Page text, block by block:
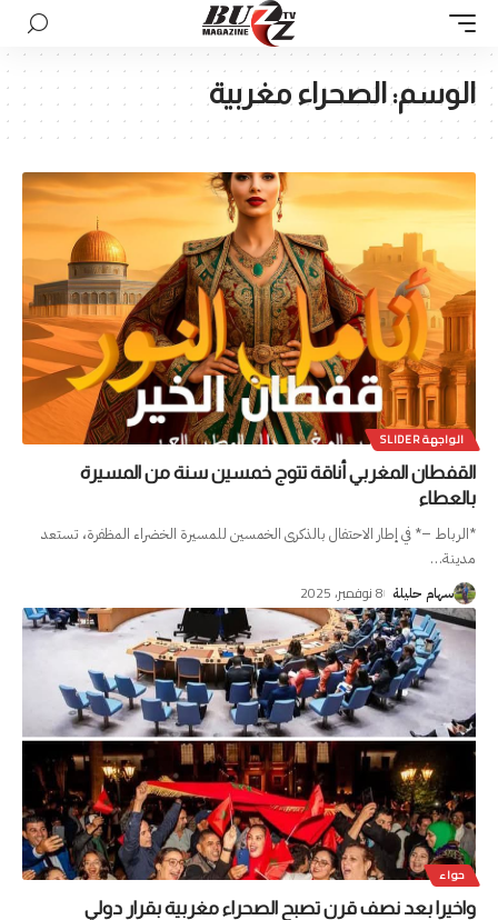
الوسم: الصحراء مغربية
الواجهة SLIDER
القفطان المغربي أناقة تتوج خمسين سنة من المسيرة
بالعطاء
*الرباط –* في إطار الاحتفال بالذكرى الخمسين للمسيرة الخضراء المظفرة، تستعد
مدينة…
سهام حليلة 8 نوفمبر، 2025
حواء
واخيرا بعد نصف قرن تصبح الصحراء مغربية بقرار دولي